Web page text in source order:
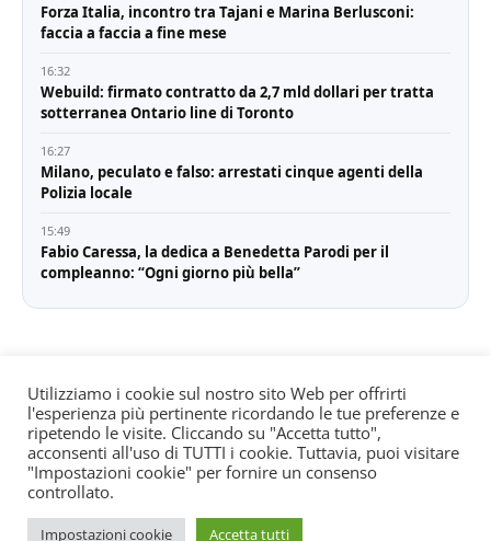
Forza Italia, incontro tra Tajani e Marina Berlusconi:
faccia a faccia a fine mese
16:32
Webuild: firmato contratto da 2,7 mld dollari per tratta
sotterranea Ontario line di Toronto
16:27
Milano, peculato e falso: arrestati cinque agenti della
Polizia locale
15:49
Fabio Caressa, la dedica a Benedetta Parodi per il
compleanno: “Ogni giorno più bella”
© All rights reserved. Quotidiano registrato all'albo dei
giornali e periodici presso il Tribunale di Torino n. 25
del 24/8/2022 Editore: Agostino Scozzaro Direttore
responsabile: Andrea Musacchio Theme Sportsx
designed byWPInterface.
Utilizziamo i cookie sul nostro sito Web per offrirti
l'esperienza più pertinente ricordando le tue preferenze e
ripetendo le visite. Cliccando su "Accetta tutto",
acconsenti all'uso di TUTTI i cookie. Tuttavia, puoi visitare
"Impostazioni cookie" per fornire un consenso
controllato.
Impostazioni cookie Accetta tutti